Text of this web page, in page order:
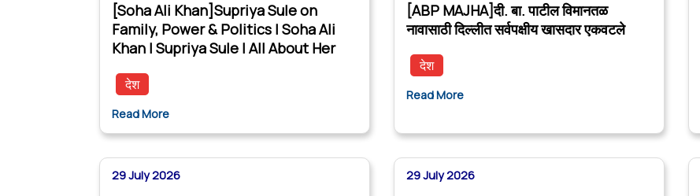
[Soha Ali Khan]Supriya Sule on
Family, Power & Politics | Soha Ali
Khan | Supriya Sule | All About Her
देश
Read More
[ABP MAJHA]दी. बा. पाटील विमानतळ
नावासाठी दिल्लीत सर्वपक्षीय खासदार एकवटले
देश
Read More
29 July 2026 29 July 2026